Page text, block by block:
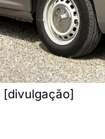
[divulgação]